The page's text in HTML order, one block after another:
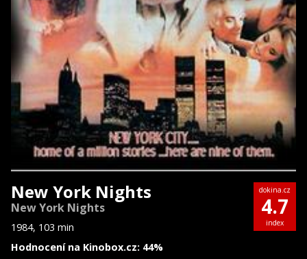
New York Nights
New York Nights
1984, 103 min
Hodnocení na Kinobox.cz: 44%
dokina.cz
4.7
index